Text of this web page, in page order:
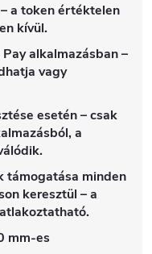
a token értéktelen
kívül.
alkalmazásban –
vagy
esetén – csak
a
támogatása minden
keresztül – a
mm-es